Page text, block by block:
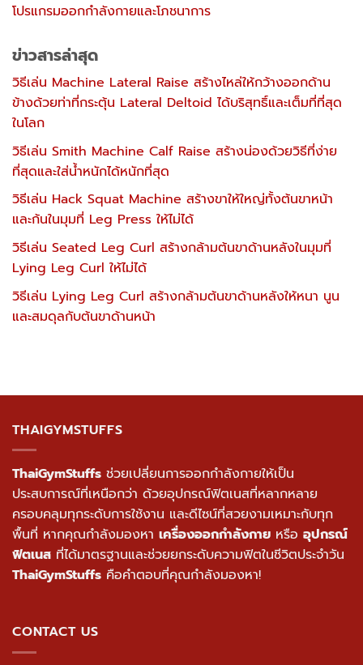
โปรแกรมออกกำลังกายและโภชนาการ
ข่าวสารล่าสุด
วิธีเล่น Machine Lateral Raise สร้างไหล่ให้กว้างออกด้าน
ข้างด้วยท่าที่กระตุ้น Lateral Deltoid ได้บริสุทธิ์และเต็มที่ที่สุด
ในโลก
วิธีเล่น Smith Machine Calf Raise สร้างน่องด้วยวิธีที่ง่าย
ที่สุดและใส่น้ำหนักได้หนักที่สุด
วิธีเล่น Hack Squat Machine สร้างขาให้ใหญ่ทั้งต้นขาหน้า
และก้นในมุมที่ Leg Press ให้ไม่ได้
วิธีเล่น Seated Leg Curl สร้างกล้ามต้นขาด้านหลังในมุมที่
Lying Leg Curl ให้ไม่ได้
วิธีเล่น Lying Leg Curl สร้างกล้ามต้นขาด้านหลังให้หนา นูน
และสมดุลกับต้นขาด้านหน้า
THAIGYMSTUFFS
ThaiGymStuffs ช่วยเปลี่ยนการออกกำลังกายให้เป็น
ประสบการณ์ที่เหนือกว่า ด้วยอุปกรณ์ฟิตเนสที่หลากหลาย
ครอบคลุมทุกระดับการใช้งาน และดีไซน์ที่สวยงามเหมาะกับทุก
พื้นที่ หากคุณกำลังมองหา เครื่องออกกำลังกาย หรือ อุปกรณ์
ฟิตเนส ที่ได้มาตรฐานและช่วยยกระดับความฟิตในชีวิตประจำวัน
ThaiGymStuffs คือคำตอบที่คุณกำลังมองหา!
CONTACT US